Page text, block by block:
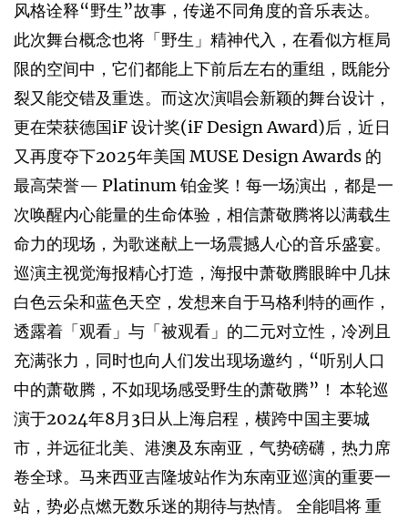
风格诠释“野生”故事，传递不同角度的音乐表达。
此次舞台概念也将「野生」精神代入，在看似方框局
限的空间中，它们都能上下前后左右的重组，既能分
裂又能交错及重迭。而这次演唱会新颖的舞台设计，
更在荣获德国iF 设计奖(iF Design Award)后，近日
又再度夺下2025年美国 MUSE Design Awards 的
最高荣誉— Platinum 铂金奖！每一场演出，都是一
次唤醒内心能量的生命体验，相信萧敬腾将以满载生
命力的现场，为歌迷献上一场震撼人心的音乐盛宴。
巡演主视觉海报精心打造，海报中萧敬腾眼眸中几抹
白色云朵和蓝色天空，发想来自于马格利特的画作，
透露着「观看」与「被观看」的二元对立性，冷冽且
充满张力，同时也向人们发出现场邀约，“听别人口
中的萧敬腾，不如现场感受野生的萧敬腾”！ 本轮巡
演于2024年8月3日从上海启程，横跨中国主要城
市，并远征北美、港澳及东南亚，气势磅礴，热力席
卷全球。马来西亚吉隆坡站作为东南亚巡演的重要一
站，势必点燃无数乐迷的期待与热情。 全能唱将 重